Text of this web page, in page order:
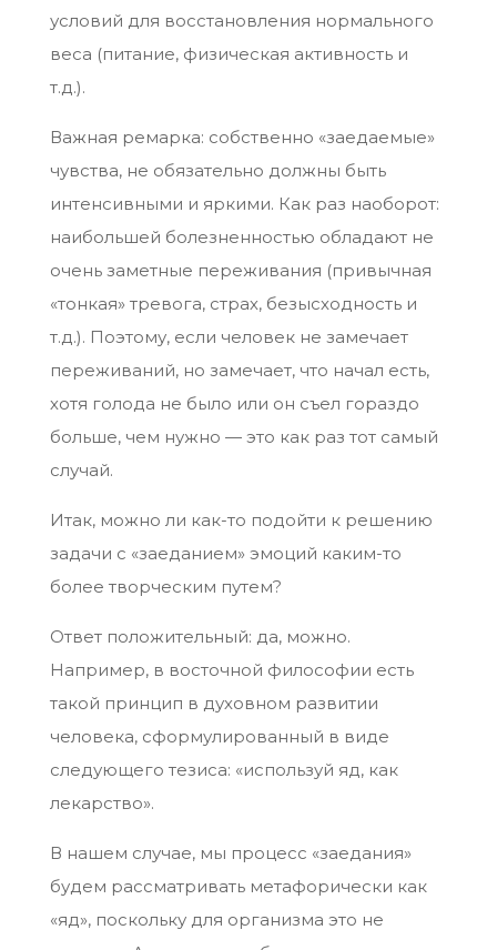
условий для восстановления нормального
веса (питание, физическая активность и
т.д.).
Важная ремарка: собственно «заедаемые»
чувства, не обязательно должны быть
интенсивными и яркими. Как раз наоборот:
наибольшей болезненностью обладают не
очень заметные переживания (привычная
«тонкая» тревога, страх, безысходность и
т.д.). Поэтому, если человек не замечает
переживаний, но замечает, что начал есть,
хотя голода не было или он съел гораздо
больше, чем нужно — это как раз тот самый
случай.
Итак, можно ли как-то подойти к решению
задачи с «заеданием» эмоций каким-то
более творческим путем?
Ответ положительный: да, можно.
Например, в восточной философии есть
такой принцип в духовном развитии
человека, сформулированный в виде
следующего тезиса: «используй яд, как
лекарство».
В нашем случае, мы процесс «заедания»
будем рассматривать метафорически как
«яд», поскольку для организма это не